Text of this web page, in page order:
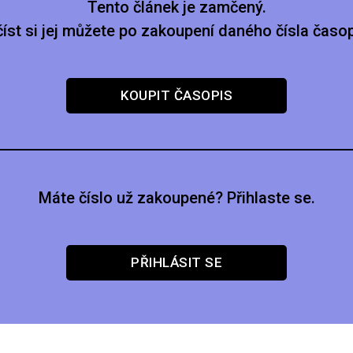
Tento článek je zamčený.
si jej můžete po zakoupení daného čísla
KOUPIT ČASOPIS
Máte číslo už zakoupené? Přihlaste se.
PŘIHLÁSIT SE